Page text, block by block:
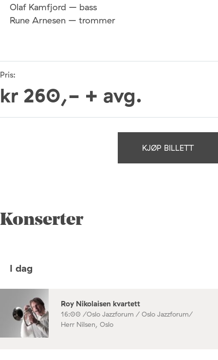
Olaf Kamfjord – bass
Rune Arnesen – trommer
Pris:
kr 260,- + avg.
KJØP BILLETT
Konserter
I dag
Roy Nikolaisen kvartett
16:00 /Oslo Jazzforum / Oslo Jazzforum/
Herr Nilsen, Oslo